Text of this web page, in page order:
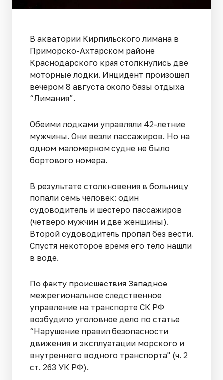
В акватории Кирпильского лимана в
Приморско-Ахтарском районе
Краснодарского края столкнулись две
моторные лодки. Инцидент произошел
вечером 8 августа около базы отдыха
“Лимания”.
Обеими лодками управляли 42-летние
мужчины. Они везли пассажиров. Но на
одном маломерном судне не было
бортового номера.
В результате столкновения в больницу
попали семь человек: один
судоводитель и шестеро пассажиров
(четверо мужчин и две женщины).
Второй судоводитель пропал без вести.
Спустя некоторое время его тело нашли
в воде.
По факту происшествия Западное
межрегиональное следственное
управление на транспорте СК РФ
возбудило уголовное дело по статье
“Нарушение правил безопасности
движения и эксплуатации морского и
внутреннего водного транспорта" (ч. 2
ст. 263 УК РФ).